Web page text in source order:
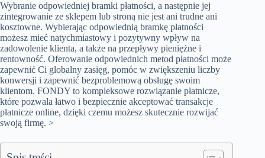
Wybranie odpowiedniej bramki płatności, a następnie jej
zintegrowanie ze sklepem lub stroną nie jest ani trudne ani
kosztowne. Wybierając odpowiednią bramkę płatności
możesz mieć natychmiastowy i pozytywny wpływ na
zadowolenie klienta, a także na przepływy pieniężne i
rentowność. Oferowanie odpowiednich metod płatności może
zapewnić Ci globalny zasięg, pomóc w zwiększeniu liczby
konwersji i zapewnić bezproblemową obsługę swoim
klientom. FONDY to kompleksowe rozwiązanie płatnicze,
które pozwala łatwo i bezpiecznie akceptować transakcje
płatnicze online, dzięki czemu możesz skutecznie rozwijać
swoją firmę. >